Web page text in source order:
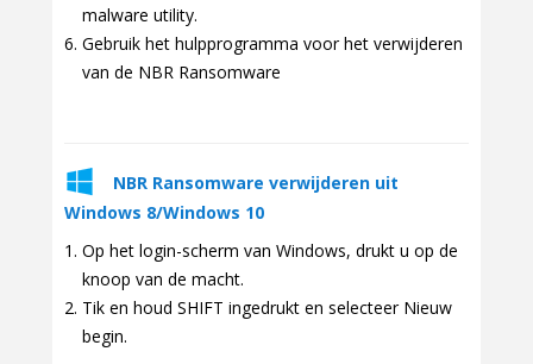
malware utility.
Gebruik het hulpprogramma voor het verwijderen
van de NBR Ransomware
NBR Ransomware verwijderen uit
Windows 8/Windows 10
Op het login-scherm van Windows, drukt u op de
knoop van de macht.
Tik en houd SHIFT ingedrukt en selecteer Nieuw
begin.